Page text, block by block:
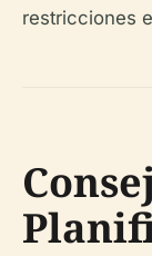
restricciones